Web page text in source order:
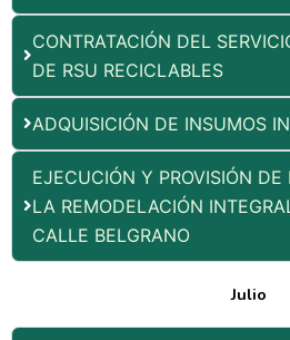
CONTRATACIÓN DEL
DE RSU RECICLABLES
ADQUISICIÓN DE INSUMOS
EJECUCIÓN Y PROVISIÓN DE
LA REMODELACIÓN
CALLE BELGRANO
Julio